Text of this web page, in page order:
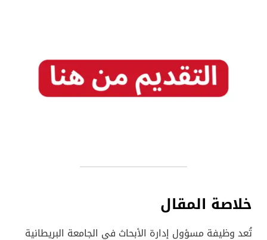
خلاصة المقال
تُعد وظيفة مسؤول إدارة الأبحاث في الجامعة البريطانية